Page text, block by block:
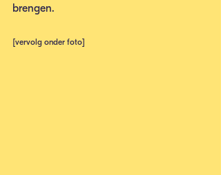
brengen.
[vervolg onder foto]